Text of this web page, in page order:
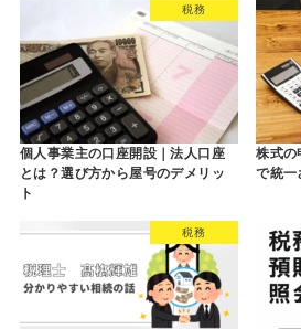
税務
個人事業主の口座開設｜法人口座
とは？選び方から屋号のデメリッ
ト
株式の
で統一
税務